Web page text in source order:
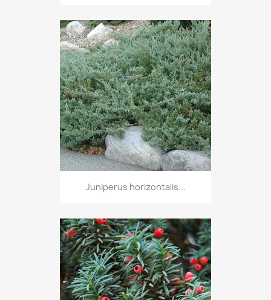
Juniperus horizontalis...